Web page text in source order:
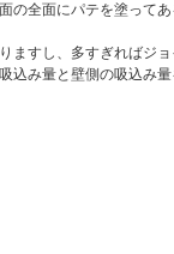
の全面にパテを塗って
ますし、多すぎればジ
込み量と壁側の吸込み